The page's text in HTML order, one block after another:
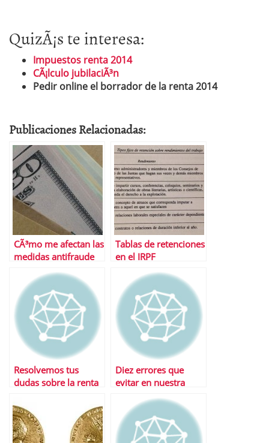
QuizÃ¡s te interesa:
Impuestos renta 2014
CÃ¡lculo jubilaciÃ³n
Pedir online el borrador de la renta 2014
Publicaciones Relacionadas:
CÃ³mo me afectan las
medidas antifraude
Tablas de retenciones
en el IRPF
Resolvemos tus
dudas sobre la renta
Diez errores que
evitar en nuestra